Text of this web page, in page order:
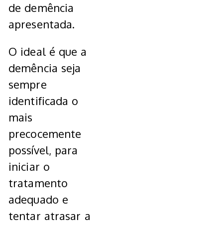
de demência
apresentada.
O ideal é que a
demência seja
sempre
identificada o
mais
precocemente
possível, para
iniciar o
tratamento
adequado e
tentar atrasar a